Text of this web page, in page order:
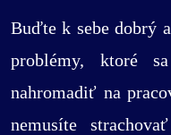
Buďte k sebe dobrý
problémy, ktoré
nahromadiť na
nemusíte